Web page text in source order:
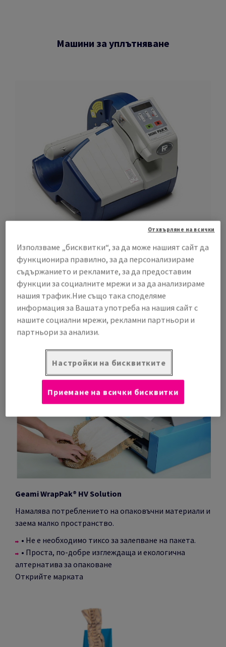
Машини за уплътняване
MINIPAK’R
е малка и лесна за употреба система, която Ви
позволява да създавате защитни опаковки с
въздушно фолио, според Вашите нужди. Можете да
избирате между 5 вида фолио, според нуждите за
опаковане на Вашите стоки.
Открийте марката
Geami WrapPak® HV Solution
Намалява потреблението на опаковъчни материали и
заема малко пространство.
• Не е необходимо тиксо за залепване на пакета.
• Проста, по-добре изглеждаща и екологична
алтернатива за опаковане
Открийте марката
Използваме „бисквитки“, за да може нашият сайт да
функционира правилно, за да персонализираме
съдържанието и рекламите, за да предоставим
функции за социалните мрежи и за да анализираме
нашия трафик.Ние също така споделяме
информация за Вашата употреба на нашия сайт с
нашите социални мрежи, рекламни партньори и
партньори за анализи.
Настройки на бисквитките
Отхвърляне на всички
Приемане на всички бисквитки